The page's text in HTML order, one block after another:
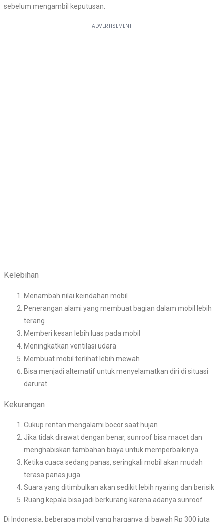
sebelum mengambil keputusan.
Kelebihan
Menambah nilai keindahan mobil
Penerangan alami yang membuat bagian dalam mobil lebih
terang
Memberi kesan lebih luas pada mobil
Meningkatkan ventilasi udara
Membuat mobil terlihat lebih mewah
Bisa menjadi alternatif untuk menyelamatkan diri di situasi
darurat
Kekurangan
Cukup rentan mengalami bocor saat hujan
Jika tidak dirawat dengan benar, sunroof bisa macet dan
menghabiskan tambahan biaya untuk memperbaikinya
Ketika cuaca sedang panas, seringkali mobil akan mudah
terasa panas juga
Suara yang ditimbulkan akan sedikit lebih nyaring dan berisik
Ruang kepala bisa jadi berkurang karena adanya sunroof
Di Indonesia, beberapa mobil yang harganya di bawah Rp 300 juta